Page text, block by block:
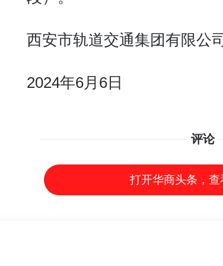
西安市轨道交通集团有限公
2024年6月6日
评论
打开华商头条，查